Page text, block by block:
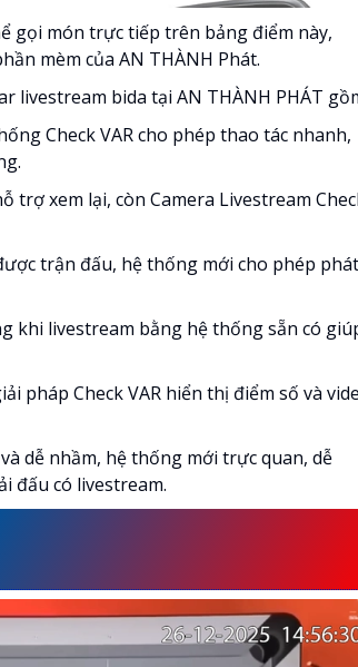
gọi món trực tiếp trên bảng điểm này,
mèm của AN THÀNH Phát.
livestream bida tại AN THÀNH PHÁT
Check VAR cho phép thao tác nhanh,
trợ xem lại, còn Camera Livestream
trận đấu, hệ thống mới cho phép phát
khi livestream bằng hệ thống sẵn có
pháp Check VAR hiển thị điểm số và
dễ nhầm, hệ thống mới trực quan, dễ
đấu có livestream.